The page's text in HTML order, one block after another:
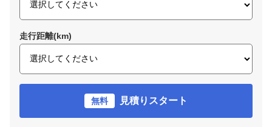
走行距離(km)
無料 見積りスタート